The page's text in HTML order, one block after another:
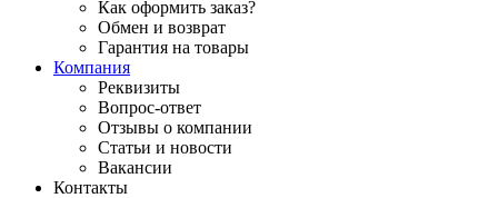
Как оформить заказ?
Обмен и возврат
Гарантия на товары
Компания
Реквизиты
Вопрос-ответ
Отзывы о компании
Статьи и новости
Вакансии
Контакты